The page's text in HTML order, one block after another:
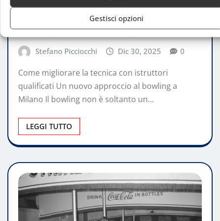
Gestisci opzioni
Lezioni private di bowling a Milano
Stefano Picciocchi Dic 30, 2025 0
Come migliorare la tecnica con istruttori
qualificati Un nuovo approccio al bowling a
Milano Il bowling non è soltanto un…
LEGGI TUTTO